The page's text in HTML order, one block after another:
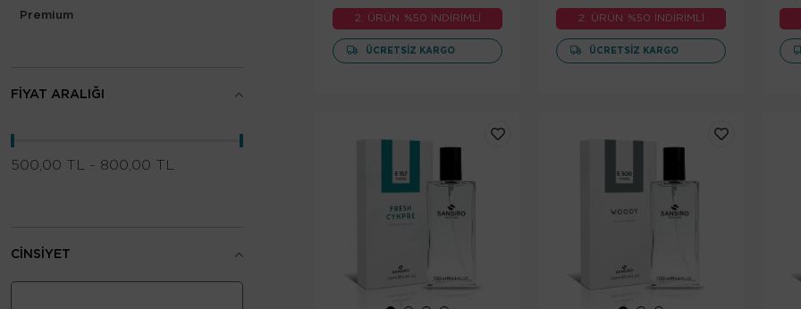
Premium
FIYAT ARALIĞI
500,00 TL - 800,00 TL
CINSIYET
2. ÜRÜN %50 İNDİRİMLİ
ÜCRETSIZ KARGO
2. ÜRÜN %50 İNDİRİMLİ
ÜCRETSIZ KARGO